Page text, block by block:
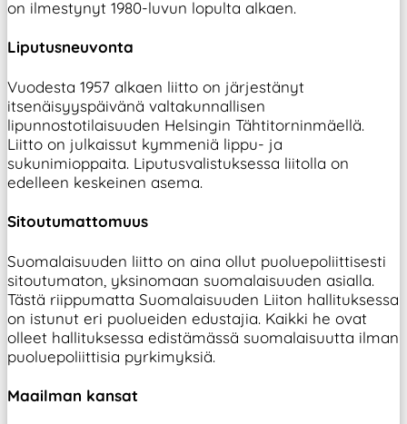
on ilmestynyt 1980-luvun lopulta alkaen.
Liputusneuvonta
Vuodesta 1957 alkaen liitto on järjestänyt
itsenäisyyspäivänä valtakunnallisen
lipunnostotilaisuuden Helsingin Tähtitorninmäellä.
Liitto on julkaissut kymmeniä lippu- ja
sukunimioppaita. Liputusvalistuksessa liitolla on
edelleen keskeinen asema.
Sitoutumattomuus
Suomalaisuuden liitto on aina ollut puoluepoliittisesti
sitoutumaton, yksinomaan suomalaisuuden asialla.
Tästä riippumatta Suomalaisuuden Liiton hallituksessa
on istunut eri puolueiden edustajia. Kaikki he ovat
olleet hallituksessa edistämässä suomalaisuutta ilman
puoluepoliittisia pyrkimyksiä.
Maailman kansat